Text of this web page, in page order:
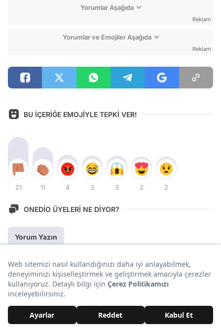
Yorumlar Aşağıda
Reklam
Yorumlar ve Emojiler Aşağıda
Reklam
BU İÇERİĞE EMOJİYLE TEPKİ VER!
21 11 4 3 3 2 2
ONEDİO ÜYELERİ NE DİYOR?
Yorum Yazın
En Yeni İçerikler!